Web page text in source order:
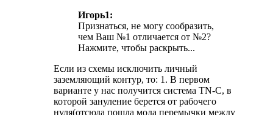
Игорь1:
Признаться, не могу сообразить,
чем Ваш №1 отличается от №2?
Нажмите, чтобы раскрыть...
Если из схемы исключить личный
заземляющий контур, то: 1. В первом
варианте у нас получится система TN-C, в
которой зануление берется от рабочего
нуля(отсюда пошла мода перемычки между